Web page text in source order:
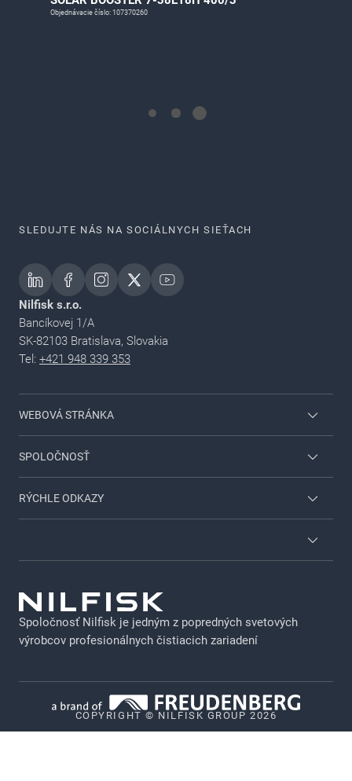
Objednávacie číslo: 107370260
SLEDUJTE NÁS NA SOCIÁLNYCH SIEŤACH
Nilfisk s.r.o.
Bancíkovej 1/A
SK-82103 Bratislava, Slovakia
Tel: +421 948 339 353
WEBOVÁ STRÁNKA
Pre dom & záhradu
Viper
SPOLOČNOSŤ
O spoločnosti Nilfisk
RÝCHLE ODKAZY
Kariéra
Brožúry
GDPR - SK
Právne oznámenie
Zásady ochrany osobných údajov
Zásady zverejňovania citlivých údajov
Whistleblower System
Spoločnosť Nilfisk je jedným z popredných svetových
výrobcov profesionálnych čistiacich zariadení
COPYRIGHT © NILFISK GROUP 2026